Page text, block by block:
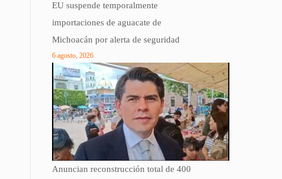
EU suspende temporalmente
importaciones de aguacate de
Michoacán por alerta de seguridad
6 agosto, 2026
Anuncian reconstrucción total de 400